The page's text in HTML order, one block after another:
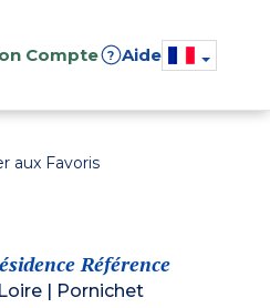
Compte ? Aide
aux Favoris
Référence
Pornichet